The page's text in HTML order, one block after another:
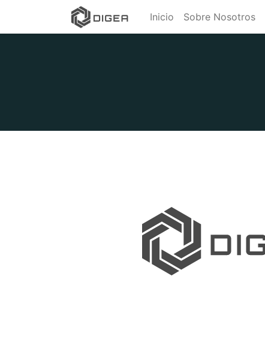
Inicio Sobre Nosotros